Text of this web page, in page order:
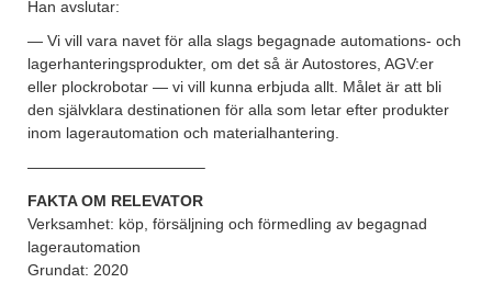
Han avslutar:
— Vi vill vara navet för alla slags begagnade automations- och
lagerhanteringsprodukter, om det så är Autostores, AGV:er
eller plockrobotar — vi vill kunna erbjuda allt. Målet är att bli
den självklara destinationen för alla som letar efter produkter
inom lagerautomation och materialhantering.
———————————–
FAKTA OM RELEVATOR
Verksamhet: köp, försäljning och förmedling av begagnad
lagerautomation
Grundat: 2020